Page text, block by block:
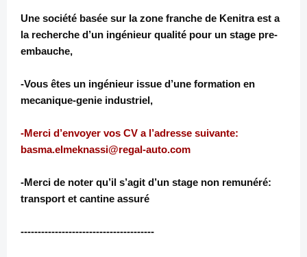
Une société basée sur la zone franche de Kenitra est a
la recherche d’un ingénieur qualité pour un stage pre-
embauche,
-Vous êtes un ingénieur issue d’une formation en
mecanique-genie industriel,
-Merci d’envoyer vos CV a l’adresse suivante:
basma.elmeknassi@regal-auto.com
-Merci de noter qu’il s’agit d’un stage non remunéré:
transport et cantine assuré
---------------------------------------